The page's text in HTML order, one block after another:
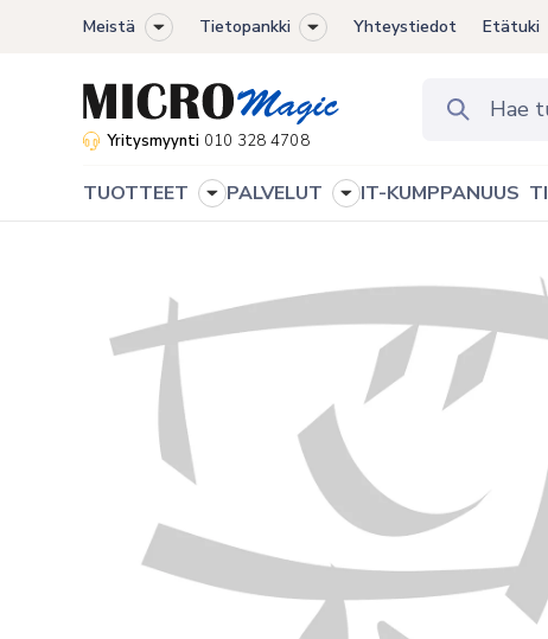
Meistä
Toggle
menu
Tietopankki
Toggle
menu
Yhteystiedot Etätuki
Yritysmyynti 010 328 4708
TUOTTEET
Toggle
PALVELUT
Toggle
IT-KUMPPANUUS